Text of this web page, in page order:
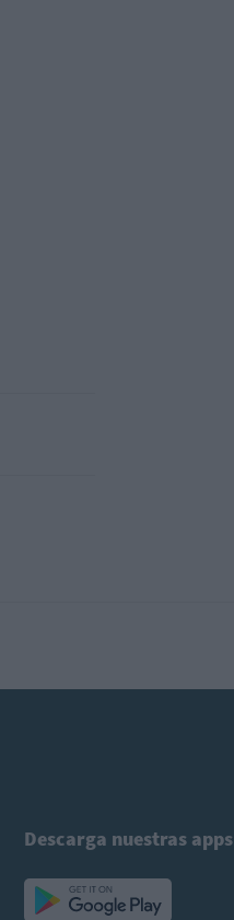
Descarga nuestras apps